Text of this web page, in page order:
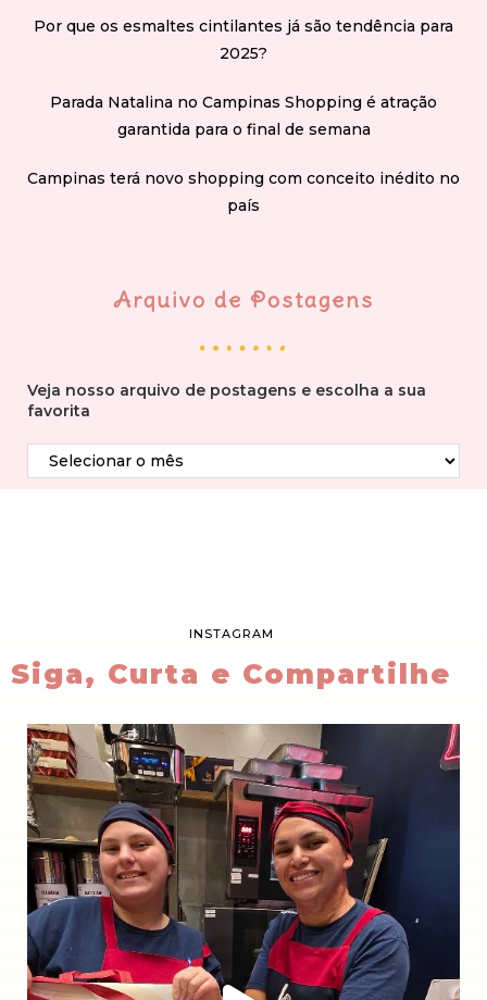
Por que os esmaltes cintilantes já são tendência para
2025?
Parada Natalina no Campinas Shopping é atração
garantida para o final de semana
Campinas terá novo shopping com conceito inédito no
país
Arquivo de Postagens
Veja nosso arquivo de postagens e escolha a sua
favorita
INSTAGRAM
Siga, Curta e Compartilhe